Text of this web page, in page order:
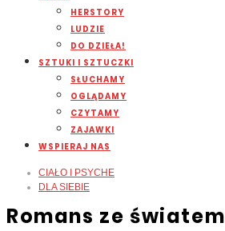
HERSTORY
LUDZIE
DO DZIEŁA!
SZTUKI I SZTUCZKI
SŁUCHAMY
OGLĄDAMY
CZYTAMY
ZAJAWKI
WSPIERAJ NAS
CIAŁO I PSYCHE
DLA SIEBIE
Romans ze światem